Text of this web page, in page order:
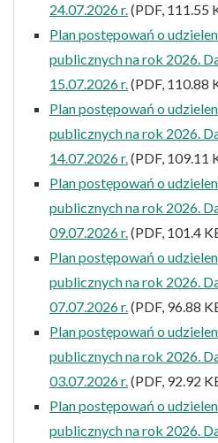
24.07.2026 r.(PDF, 111.55
Plan postępowań o
publicznych na rok 2026.
15.07.2026 r.(PDF, 110.88
Plan postępowań o
publicznych na rok 2026.
14.07.2026 r.(PDF, 109.11
Plan postępowań o
publicznych na rok 2026.
09.07.2026 r.(PDF, 101.4
Plan postępowań o
publicznych na rok 2026.
07.07.2026 r.(PDF, 96.88
Plan postępowań o
publicznych na rok 2026.
03.07.2026 r.(PDF, 92.92
Plan postępowań o
publicznych na rok 2026.